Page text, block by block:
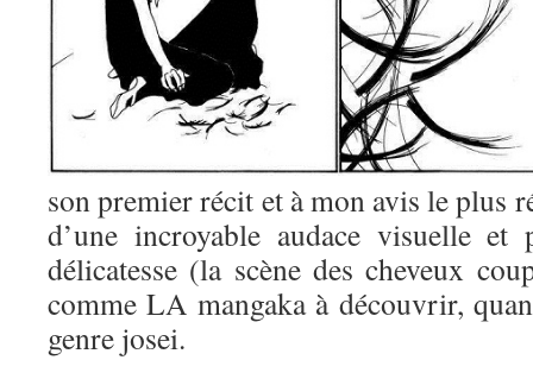
son premier récit et à mon avis le plus
d’une incroyable audace visuelle et
délicatesse (la scène des cheveux
comme LA mangaka à découvrir,
genre josei.